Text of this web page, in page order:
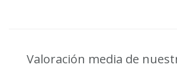
Valoración media de